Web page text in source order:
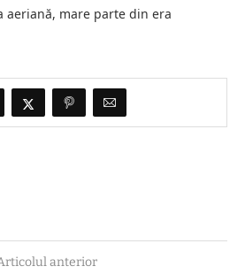
aeriană, mare parte din era
anterior